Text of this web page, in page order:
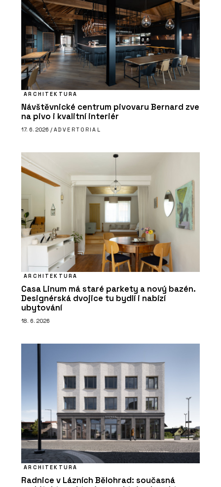
ARCHITEKTURA
Návštěvnické centrum pivovaru Bernard zve
na pivo i kvalitní interiér
17. 6. 2026 / ADVERTORIAL
ARCHITEKTURA
Casa Linum má staré parkety a nový bazén.
Designérská dvojice tu bydlí i nabízí
ubytování
18. 6. 2026
ARCHITEKTURA
Radnice v Lázních Bělohrad: současná